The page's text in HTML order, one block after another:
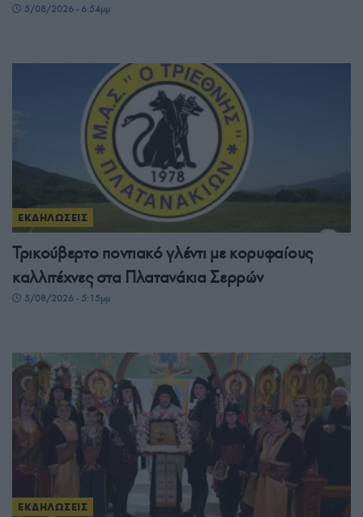
5/08/2026 - 6:54μμ
ΕΚΔΗΛΩΣΕΙΣ
Τρικούβερτο ποντιακό γλέντι με κορυφαίους
καλλιτέχνες στα Πλατανάκια Σερρών
5/08/2026 - 5:15μμ
ΕΚΔΗΛΩΣΕΙΣ